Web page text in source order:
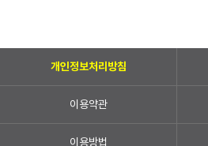
개인정보처리방침
이용약관
이용방법